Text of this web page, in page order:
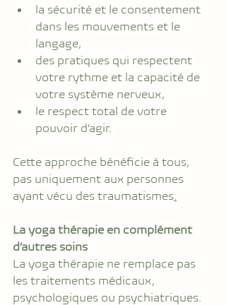
la sécurité et le consentement
dans les mouvements et le
langage,
des pratiques qui respectent
votre rythme et la capacité de
votre système nerveux,
le respect total de votre
pouvoir d’agir.
Cette approche bénéficie à tous,
pas uniquement aux personnes
ayant vécu des traumatismes.
La yoga thérapie en complément
d’autres soins
La yoga thérapie ne remplace pas
les traitements médicaux,
psychologiques ou psychiatriques.